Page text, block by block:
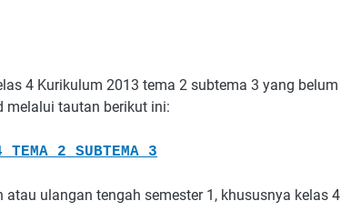
4 Kurikulum 2013 tema 2 subtema 3 yang belum
melalui tautan berikut ini:
TEMA 2 SUBTEMA 3
ulangan tengah semester 1, khususnya kelas 4